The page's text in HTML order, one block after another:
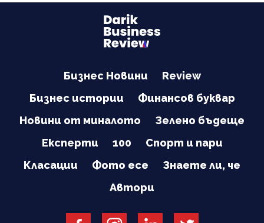
Бизнес Новини
Review
Бизнес истории
Финансов буквар
Новини от миналото
Зелено бъдеще
Експерти
100
Спорт и пари
Класации
Фото есе
Знаете ли, че
Автори